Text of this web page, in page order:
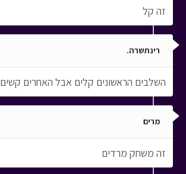
זה קל
רינתשרה.
השלבים הראשונים קלים אבל האחרים קשים
מרים
זה משחק מרדים